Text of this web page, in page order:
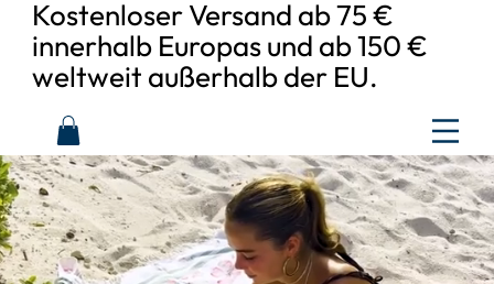
Kostenloser Versand ab 75 €
innerhalb Europas und ab 150 €
weltweit außerhalb der EU.